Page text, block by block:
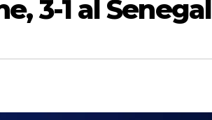
3-1 al Senegal